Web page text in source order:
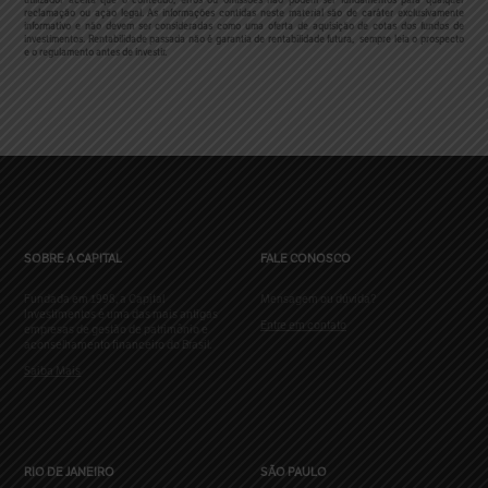
reclamação ou ação legal.
As informações contidas neste material são de caráter exclusivamente
informativo e não devem ser consideradas como uma oferta de aquisição de cotas dos fundos de
investimentos. Rentabilidade passada não é garantia de rentabilidade futura, sempre leia o prospecto
e o regulamento antes de investir.
SOBRE A CAPITAL
Fundada em 1998, a Capital
Investimentos é uma das mais antigas
empresas de gestão de patrimônio e
aconselhamento financeiro do Brasil.
Saiba Mais
FALE CONOSCO
Mensagem ou dúvida?
Entre em contato
RIO DE JANEIRO SÃO PAULO